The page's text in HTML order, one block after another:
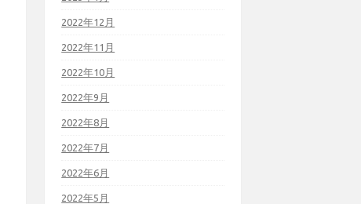
2022年12月
2022年11月
2022年10月
2022年9月
2022年8月
2022年7月
2022年6月
2022年5月